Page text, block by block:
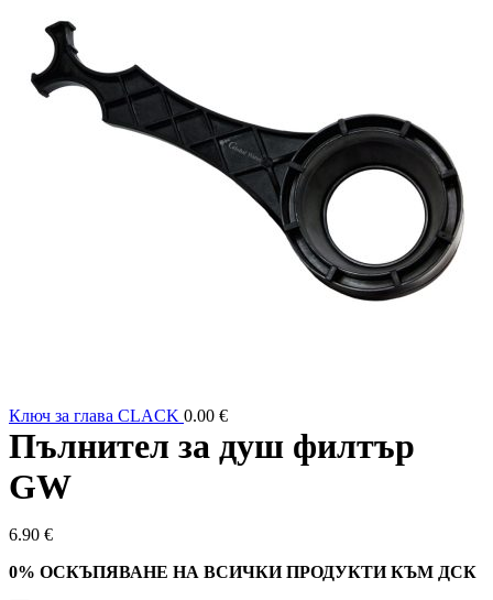
Ключ за глава CLACK 0.00 €
Пълнител за душ филтър
GW
6.90 €
0% ОСКЪПЯВАНЕ НА ВСИЧКИ ПРОДУКТИ КЪМ ДСК